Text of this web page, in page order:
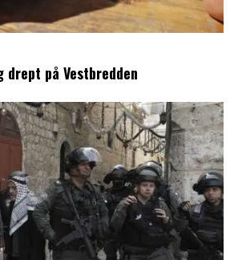
på Vestbredden